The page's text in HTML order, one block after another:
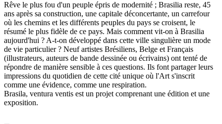
Rêve le plus fou d'un peuple épris de modernité ; Brasilia reste, 45
ans après sa construction, une capitale déconcertante, un carrefour
où les chemins et les différents peuples du pays se croisent, le
résumé le plus fidèle de ce pays. Mais comment vit-on à Brasilia
aujourd'hui ? A-t-on développé dans cette ville singulière un mode
de vie particulier ? Neuf artistes Brésiliens, Belge et Français
(illustrateurs, auteurs de bande dessinée ou écrivains) ont tenté de
répondre de manière sensible à ces questions. Ils font partager leurs
impressions du quotidien de cette cité unique où l'Art s'inscrit
comme une évidence, comme une respiration.
Brasila, ventura ventis est un projet comprenant une édition et une
exposition.